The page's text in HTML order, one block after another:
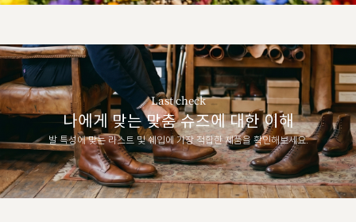
Last check
나에게 맞는 맞춤 슈즈에 대한 이해
발 특성에 맞는 라스트 및 쉐입에 가장 적합한 제품을 확인해보세요.